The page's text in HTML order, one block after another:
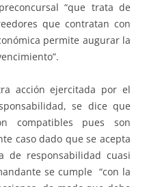
“que trata de
que contratan con
permite augurar la
acción ejercitada por el
se dice que
compatibles pues son
caso dado que se acepta
de responsabilidad cuasi
se cumple “con la